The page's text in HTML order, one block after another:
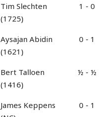
Tim Slechten
(1725)
1 - 0
Aysajan Abidin
(1621)
0 - 1
Bert Talloen
(1416)
½ - ½
James Keppens
0 - 1